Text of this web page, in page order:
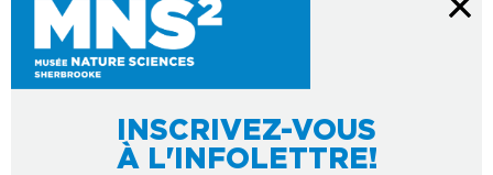
INSCRIVEZ-VOUS
À L'INFOLETTRE!